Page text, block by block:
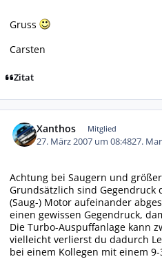
Gruss
Carsten
Zitat
Xanthos Mitglied
27. März 2007 um 08:4827.
Achtung bei Saugern und
Grundsätzlich sind Gegendruck
(Saug-) Motor aufeinander
einen gewissen Gegendruck,
Die Turbo-Auspuffanlage kann
vielleicht verlierst du dadurch
bei einem Kollegen mit einem 9-